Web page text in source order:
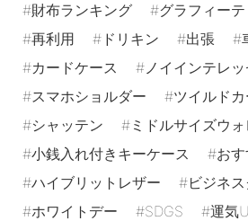
財布ランキング
グラフィーテ
再利用
ドリキン 出張
カードケース
ノイインテレ
スマホショルダー
ツイルド
シャッテン
ミドルサイズウォ
小銭入れ付きキーケース
お
ハイブリットレザー
ビジネ
ホワイトデー
SDGS
運気